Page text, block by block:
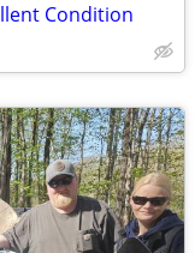
Condition